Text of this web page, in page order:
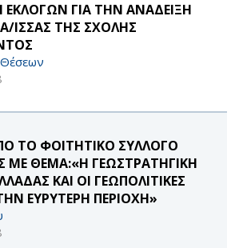
ΓΙΑ ΤΗΝ ΑΝΑΔΕΙΞΗ
ΙΣΣΑΣ ΤΗΣ ΣΧΟΛΗΣ
ΤΟ ΦΟΙΤΗΤΙΚΟ ΣΥΛΛΟΓΟ
ΜΕ ΘΕΜΑ:«Η ΓΕΩΣΤΡΑΤΗΓΙΚΗ
ΚΑΙ ΟΙ ΓΕΩΠΟΛΙΤΙΚΕΣ
ΕΥΡΥΤΕΡΗ ΠΕΡΙΟΧΗ»